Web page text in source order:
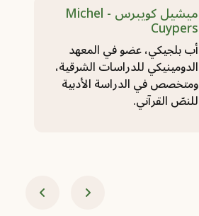
ميشيل كويبرس - Michel
Cuypers
أب بلجيكي، عضو في المعهد
الدومينيكي للدراسات الشرقية،
ومتخصص في الدراسة الأدبية
للنصّ القرآني.